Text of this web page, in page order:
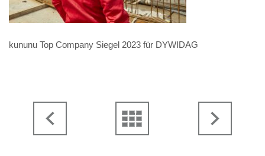
kununu Top Company Siegel 2023 für DYWIDAG